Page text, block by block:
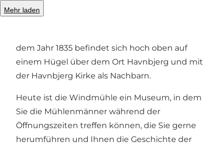
Mehr laden
dem Jahr 1835 befindet sich hoch oben auf
einem Hügel über dem Ort Havnbjerg und mit
der Havnbjerg Kirke als Nachbarn.
Heute ist die Windmühle ein Museum, in dem
Sie die Mühlenmänner während der
Öffnungszeiten treffen können, die Sie gerne
herumführen und Ihnen die Geschichte der